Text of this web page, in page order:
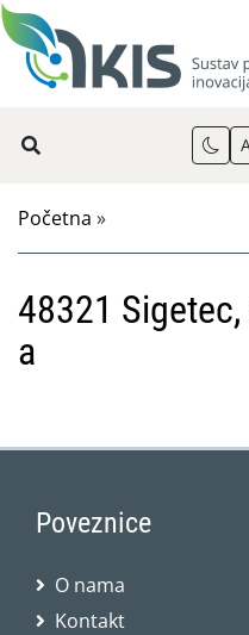
Početna »
48321
a
Poveznice
O nama
Kontakt